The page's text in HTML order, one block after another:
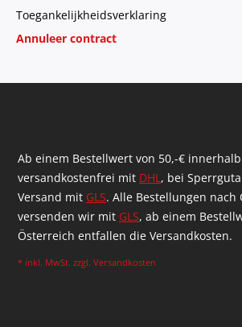
Toegankelijkheidsverklaring
Annuleer contract
Ab einem Bestellwert von 50,-€
versandkostenfrei mit DHL, bei
Versand mit GLS. Alle Bestellungen nach
versenden wir mit GLS, ab einem
Österreich entfallen die Versandkosten.
* inkl. MwSt. zzgl. Versandkosten